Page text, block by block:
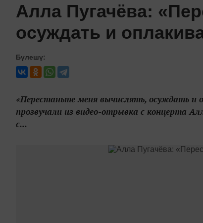
Алла Пугачёва:
осуждать и
Бүлешү:
«Перестаньте меня вычислять, осуждать
прозвучали из видео-отрывка с концерта
с...